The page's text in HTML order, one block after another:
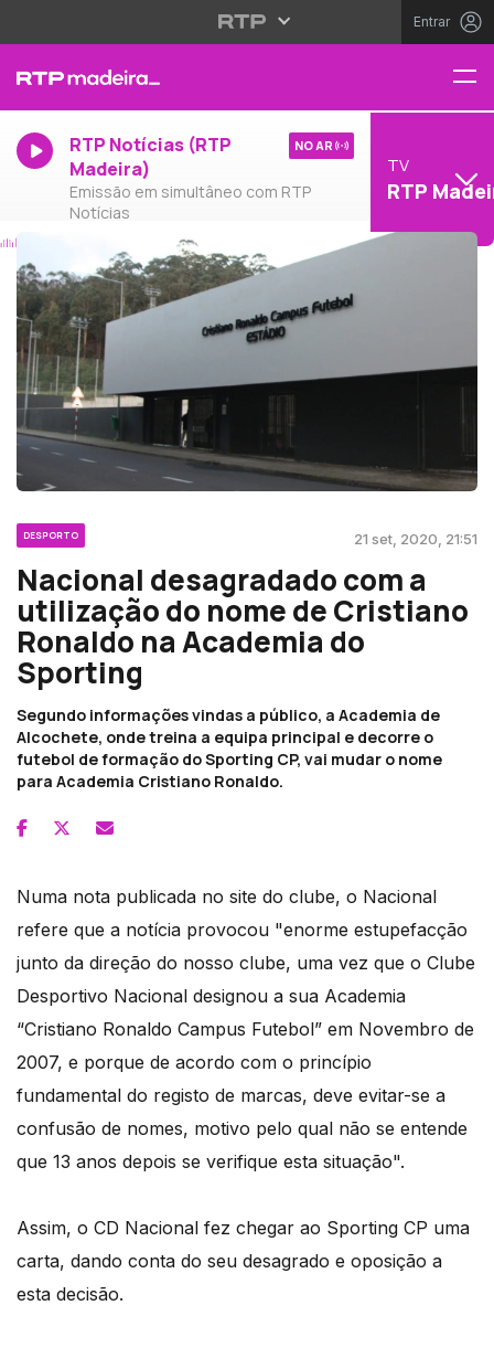
Entrar
RTP Notícias (RTP
Madeira)
Emissão em simultâneo com RTP
Notícias
NO AR
TV
RTP
DESPORTO 21 set, 2020, 21:51
Nacional desagradado com a
utilização do nome de Cristiano
Ronaldo na Academia do
Sporting
Segundo informações vindas a público, a Academia de
Alcochete, onde treina a equipa principal e decorre o
futebol de formação do Sporting CP, vai mudar o nome
para Academia Cristiano Ronaldo.
Numa nota publicada no site do clube, o Nacional
refere que a notícia provocou "enorme estupefacção
junto da direção do nosso clube, uma vez que o Clube
Desportivo Nacional designou a sua Academia
“Cristiano Ronaldo Campus Futebol” em Novembro de
2007, e porque de acordo com o princípio
fundamental do registo de marcas, deve evitar-se a
confusão de nomes, motivo pelo qual não se entende
que 13 anos depois se verifique esta situação".
Assim, o CD Nacional fez chegar ao Sporting CP uma
carta, dando conta do seu desagrado e oposição a
esta decisão.